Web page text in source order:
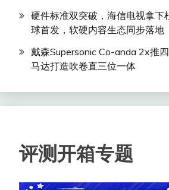
硬件标准双突破，海信电视拿下
球首发，软硬内容生态同步落地
戴森Supersonic Co-anda 2x推
马达打造吹卷直三位一体
评测开箱专题